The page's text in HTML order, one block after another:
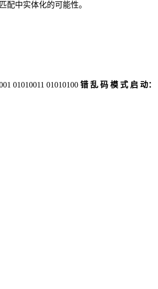
配中实体化的可能性。
01010011 01010100 错 乱 码 模 式 启 动：